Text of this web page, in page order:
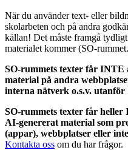
När du använder text- eller
skolarbeten och på andra
källan! Det måste framgå
materialet kommer (SO-
SO-rummets texter får INTE
material på andra
interna nätverk o.s.v. utanför
SO-rummets texter får
AI-genererat material som
(appar), webbplatser eller
Kontakta oss om du har frågor.